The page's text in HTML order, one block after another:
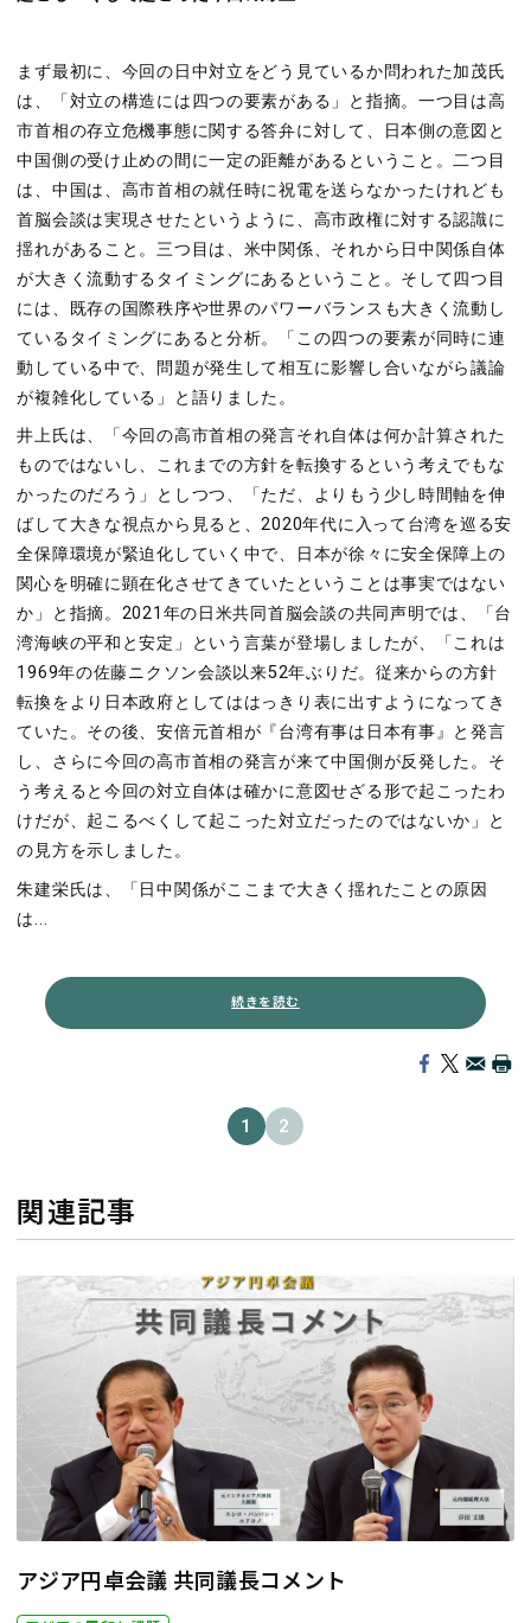
まず最初に、今回の日中対立をどう見ているか問われた加茂氏
は、「対立の構造には四つの要素がある」と指摘。一つ目は高
市首相の存立危機事態に関する答弁に対して、日本側の意図と
中国側の受け止めの間に一定の距離があるということ。二つ目
は、中国は、高市首相の就任時に祝電を送らなかったけれども
首脳会談は実現させたというように、高市政権に対する認識に
揺れがあること。三つ目は、米中関係、それから日中関係自体
が大きく流動するタイミングにあるということ。そして四つ目
には、既存の国際秩序や世界のパワーバランスも大きく流動し
ているタイミングにあると分析。「この四つの要素が同時に連
動している中で、問題が発生して相互に影響し合いながら議論
が複雑化している」と語りました。
井上氏は、「今回の高市首相の発言それ自体は何か計算された
ものではないし、これまでの方針を転換するという考えでもな
かったのだろう」としつつ、「ただ、よりもう少し時間軸を伸
ばして大きな視点から見ると、2020年代に入って台湾を巡る安
全保障環境が緊迫化していく中で、日本が徐々に安全保障上の
関心を明確に顕在化させてきていたということは事実ではない
か」と指摘。 2021 年の日米共同首脳会談の共同声明では、「台
湾海峡の平和と安定」という言葉が登場しましたが、「これは
1969年の佐藤ニクソン会談以来52年ぶりだ。従来からの方針
転換をより日本政府としてははっきり表に出すようになってき
ていた。その後、安倍元首相が『台湾有事は日本有事』と発言
し、さらに今回の高市首相の発言が来て中国側が反発した。そ
う考えると今回の対立自体は確かに意図せざる形で起こったわ
けだが、起こるべくして起こった対立だったのではないか」と
の見方を示しました。
朱建栄氏は、「日中関係がここまで大きく揺れたことの原因
は...
続きを読む
1 2
関連記事
アジア円卓会議 共同議長コメント